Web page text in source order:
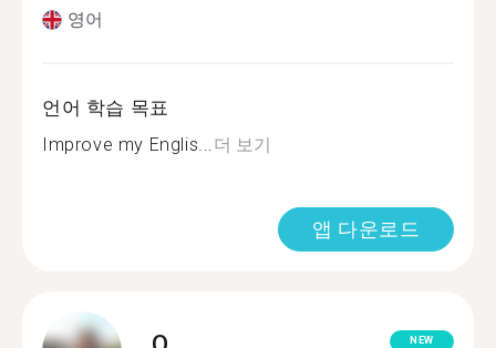
영어
언어 학습 목표
Improve my Englis...더 보기
앱 다운로드
NEW